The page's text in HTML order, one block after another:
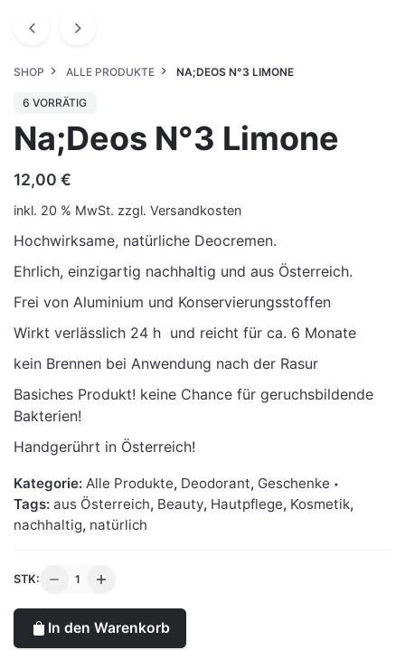
SHOP ALLE PRODUKTE NA;DEOS N°3 LIMONE
6 VORRÄTIG
Na;Deos N°3 Limone
12,00 €
inkl. 20 % MwSt. zzgl. Versandkosten
Hochwirksame, natürliche Deocremen.
Ehrlich, einzigartig nachhaltig und aus Österreich.
Frei von Aluminium und Konservierungsstoffen
Wirkt verlässlich 24 h und reicht für ca. 6 Monate
kein Brennen bei Anwendung nach der Rasur
Basiches Produkt! keine Chance für geruchsbildende
Bakterien!
Handgerührt in Österreich!
Kategorie: Alle Produkte, Deodorant, Geschenke
Tags: aus Österreich, Beauty, Hautpflege, Kosmetik,
nachhaltig, natürlich
STK:
Na;Deos
Limone
Menge
In den Warenkorb